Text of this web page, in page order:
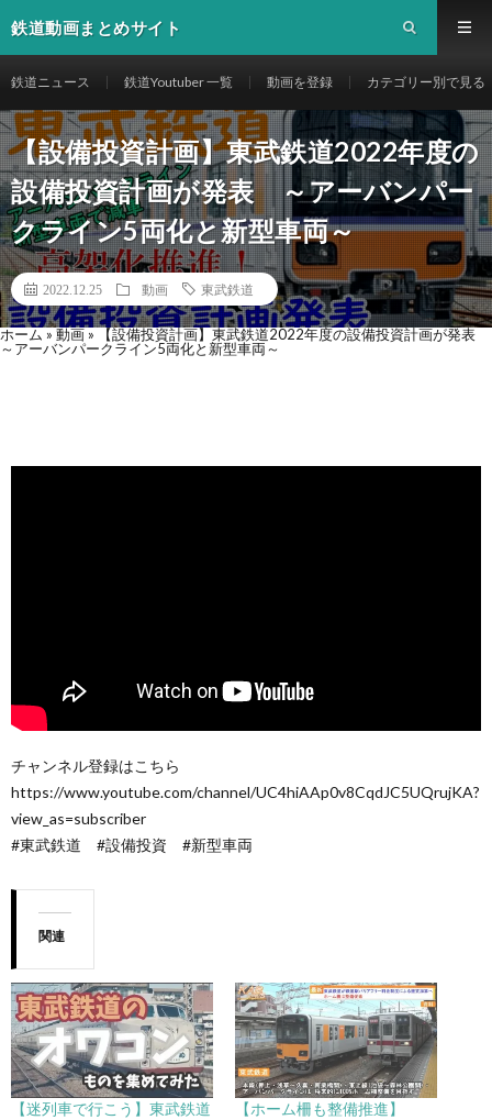
鉄道動画まとめサイト
鉄道ニュース 鉄道Youtuber 一覧 動画を登録 カテゴリー別で見る
【設備投資計画】東武鉄道2022年度の
設備投資計画が発表 ～アーバンパー
クライン5両化と新型車両～
2022.12.25 動画 東武鉄道
ホーム » 動画 » 【設備投資計画】東武鉄道2022年度の設備投資計画が発表
～アーバンパークライン5両化と新型車両～
チャンネル登録はこちら
https://www.youtube.com/channel/UC4hiAAp0v8CqdJC5UQrujKA?
view_as=subscriber
#東武鉄道 #設備投資 #新型車両
関連
【迷列車で行こう】東武鉄道
【ホーム柵も整備推進】